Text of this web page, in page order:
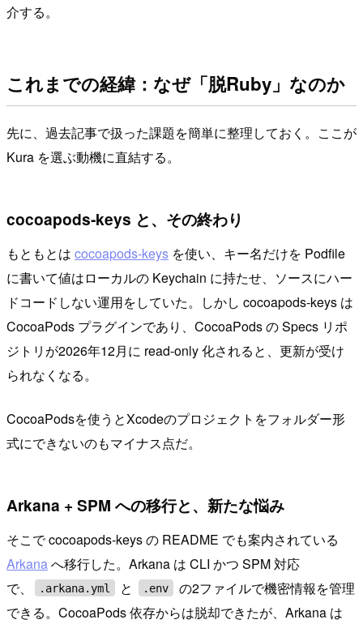
介する。
これまでの経緯：なぜ「脱Ruby」なのか
先に、過去記事で扱った課題を簡単に整理しておく。ここが
Kura を選ぶ動機に直結する。
cocoapods‑keys と、その終わり
もともとは cocoapods‑keys を使い、キー名だけを Podfile
に書いて値はローカルの Keychain に持たせ、ソースにハー
ドコードしない運用をしていた。しかし cocoapods‑keys は
CocoaPods プラグインであり、CocoaPods の Specs リポ
ジトリが2026年12月に read-only 化されると、更新が受け
られなくなる。
CocoaPodsを使うとXcodeのプロジェクトをフォルダー形
式にできないのもマイナス点だ。
Arkana + SPM への移行と、新たな悩み
そこで cocoapods‑keys の README でも案内されている
Arkanaへ移行した。Arkana は CLI かつ SPM 対応
で、
.arkana.yml と .env
の2ファイルで機密情報を管理
できる。CocoaPods 依存からは脱却できたが、Arkana は